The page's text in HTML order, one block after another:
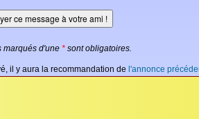
marqués d'une * sont obligatoires.
il y aura la recommandation de l'annonce